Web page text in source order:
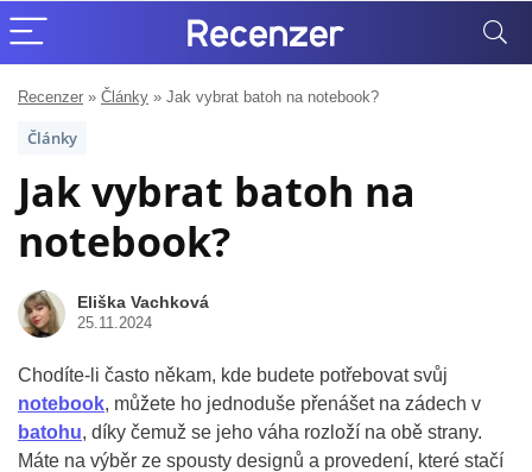
Recenzer » Články » Jak vybrat batoh na notebook?
Články
Jak vybrat batoh na
notebook?
Eliška Vachková
25.11.2024
Chodíte-li často někam, kde budete potřebovat svůj
notebook, můžete ho jednoduše přenášet na zádech v
batohu, díky čemuž se jeho váha rozloží na obě strany.
Máte na výběr ze spousty designů a provedení, které stačí